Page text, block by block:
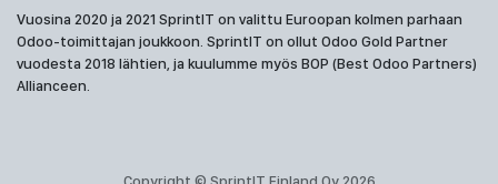
Vuosina 2020 ja 2021 SprintIT on valittu Euroopan kolmen parhaan
Odoo-toimittajan joukkoon. SprintIT on ollut Odoo Gold Partner
vuodesta 2018 lähtien, ja kuulumme myös BOP (Best Odoo Partners)
Allianceen.
Copyright © SprintIT Finland Oy 2026